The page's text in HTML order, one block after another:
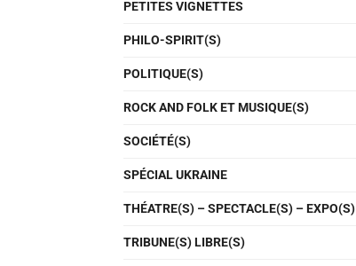
PETITES VIGNETTES
PHILO-SPIRIT(S)
POLITIQUE(S)
ROCK AND FOLK ET MUSIQUE(S)
SOCIÉTÉ(S)
SPÉCIAL UKRAINE
THÉATRE(S) – SPECTACLE(S) – EXPO(S)
TRIBUNE(S) LIBRE(S)